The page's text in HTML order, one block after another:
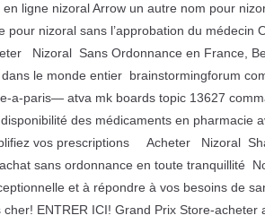
en ligne nizoral Arrow un autre nom pour
pour nizoral sans l’approbation du médecin
Nizoral Sans Ordonnance en France,
dans le monde entier brainstormingforum
a-paris— atva mk boards topic 13627
des médicaments en pharmacie
vos prescriptions Acheter Nizoral
sans ordonnance en toute tranquillité
et à répondre à vos besoins de
cher! ENTRER ICI! Grand Prix Store-